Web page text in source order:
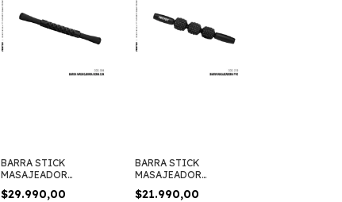
BARRA STICK
MASAJEADOR
PROYEC 894
$29.990,00
BARRA STICK
MASAJEADOR
PROYEC 219
$21.990,00